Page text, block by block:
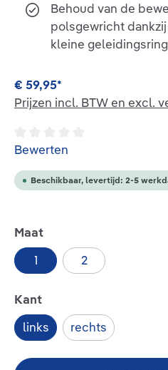
Behoud van de
polsgewricht
kleine geleidingsring
€ 59,95*
Prijzen incl. BTW en excl.
Gemiddelde waardering
Bewerten
Beschikbaar, levertijd: 2-5
Selecteer
Maat
1
2
Selecteer
Kant
links
rechts